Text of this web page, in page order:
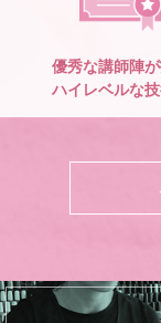
優秀な講師陣
ハイレベルな